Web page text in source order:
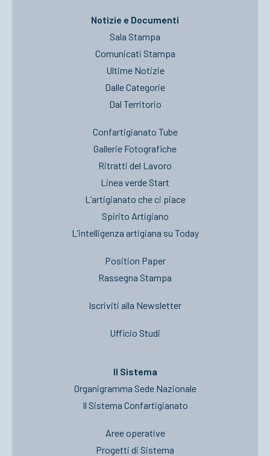
Notizie e Documenti
Sala Stampa
Comunicati Stampa
Ultime Notizie
Dalle Categorie
Dal Territorio
Confartigianato Tube
Gallerie Fotografiche
Ritratti del Lavoro
Linea verde Start
L’artigianato che ci piace
Spirito Artigiano
L’intelligenza artigiana su Today
Position Paper
Rassegna Stampa
Iscriviti alla Newsletter
Ufficio Studi
Il Sistema
Organigramma Sede Nazionale
Il Sistema Confartigianato
Aree operative
Progetti di Sistema